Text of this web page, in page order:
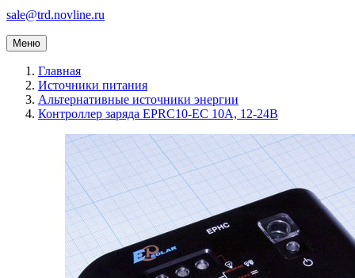
sale@trd.novline.ru
Меню
Главная
Источники питания
Альтернативные источники энергии
Контроллер заряда EPRC10-EC 10А, 12-24В